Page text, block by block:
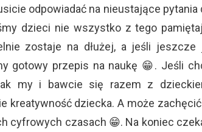
odpowiadać na nieustające
dzieci nie wszystko z tego
zostaje na dłużej, a jeśli
gotowy przepis na naukę 😁. Jeśli
my i bawcie się razem z
kreatywność dziecka. A może
cyfrowych czasach 😁. Na koniec